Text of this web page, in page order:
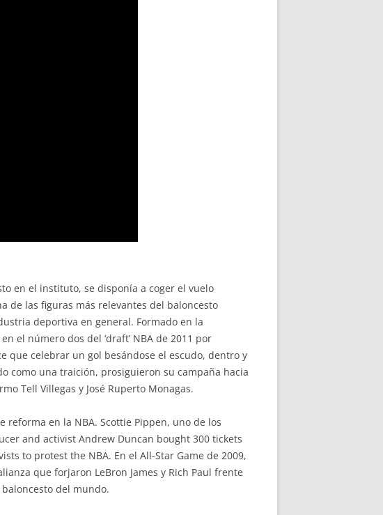
en el instituto, se disponía a coger el vuelo
de las figuras más relevantes del baloncesto
deportiva en general. Formado en la
el número dos del ‘draft’ NBA de 2011 por
que celebrar un gol besándose el escudo, dentro y
como una traición, prosiguieron su campaña hacia
Tell Villegas y José Ruperto Monagas.
en la NBA. Scottie Pippen, uno de los
and activist Andrew Duncan bought 300 tickets
to protest the NBA. En el All-Star Game de 2009,
que forjaron LeBron James y Rich Paul frente
del mundo.